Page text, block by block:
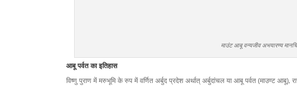
माउंट आबू वन्यजीव अभयारण्य
आबू पर्वत का इतिहास
विष्णु पुराण में मरुभूमि के रुप में वर्णित अर्बुद प्रदेश अर्थात् अर्बुदांचल या आबू पर्वत (माउण्ट आबू),